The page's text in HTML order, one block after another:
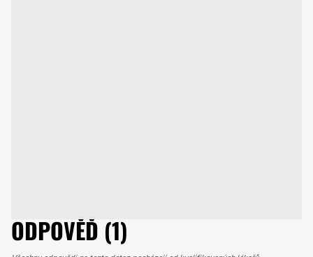
ODPOVĚĎ (1)